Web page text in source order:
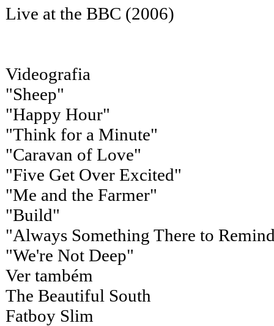
Live at the BBC (2006)
Videografia
"Sheep"
"Happy Hour"
"Think for a Minute"
"Caravan of Love"
"Five Get Over Excited"
"Me and the Farmer"
"Build"
"Always Something There to
"We're Not Deep"
Ver também
The Beautiful South
Fatboy Slim